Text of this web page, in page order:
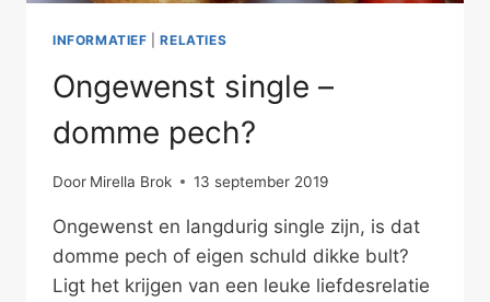
INFORMATIEF |RELATIES
Ongewenst single –
domme pech?
Door Mirella Brok 13 september 2019
Ongewenst en langdurig single zijn, is dat
domme pech of eigen schuld dikke bult?
Ligt het krijgen van een leuke liefdesrelatie